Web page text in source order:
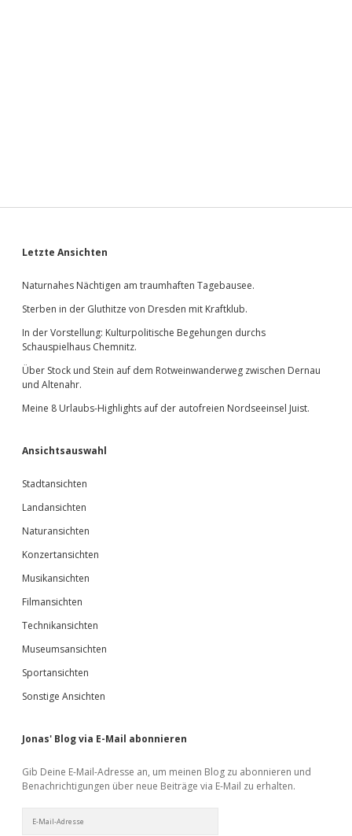
Sidebar
Letzte Ansichten
Naturnahes Nächtigen am traumhaften Tagebausee.
Sterben in der Gluthitze von Dresden mit Kraftklub.
In der Vorstellung: Kulturpolitische Begehungen durchs
Schauspielhaus Chemnitz.
Über Stock und Stein auf dem Rotweinwanderweg zwischen Dernau
und Altenahr.
Meine 8 Urlaubs-Highlights auf der autofreien Nordseeinsel Juist.
Ansichtsauswahl
Stadtansichten
Landansichten
Naturansichten
Konzertansichten
Musikansichten
Filmansichten
Technikansichten
Museumsansichten
Sportansichten
Sonstige Ansichten
Jonas' Blog via E-Mail abonnieren
Gib Deine E-Mail-Adresse an, um meinen Blog zu abonnieren und
Benachrichtigungen über neue Beiträge via E-Mail zu erhalten.
Mail-